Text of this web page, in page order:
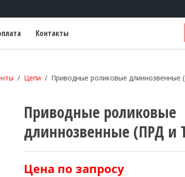
Контакты
Цепи Приводные роликовые длиннозвенные
Приводные роликовые
длиннозвенные (ПРД и
Цена по запросу